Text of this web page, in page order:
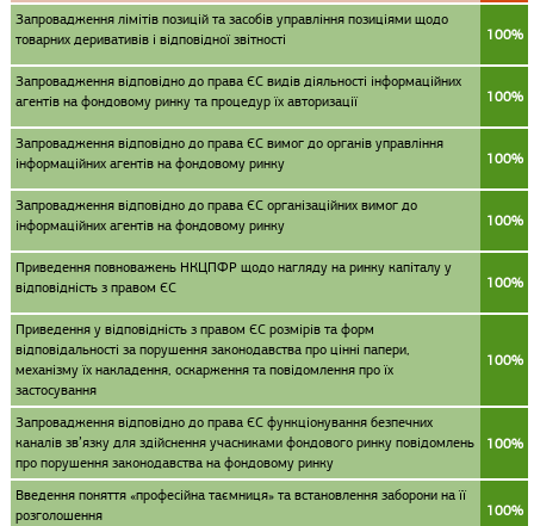
Запровадження лімітів позицій та засобів управління позиціями щодо
товарних деривативів і відповідної звітності
100%
Запровадження відповідно до права ЄС видів діяльності інформаційних
агентів на фондовому ринку та процедур їх авторизації
100%
Запровадження відповідно до права ЄС вимог до органів управління
інформаційних агентів на фондовому ринку
100%
Запровадження відповідно до права ЄС організаційних вимог до
інформаційних агентів на фондовому ринку
100%
Приведення повноважень НКЦПФР щодо нагляду на ринку капіталу у
відповідність з правом ЄС
100%
Приведення у відповідність з правом ЄС розмірів та форм
відповідальності за порушення законодавства про цінні папери,
механізму їх накладення, оскарження та повідомлення про їх
застосування
100%
Запровадження відповідно до права ЄС функціонування безпечних
каналів зв’язку для здійснення учасниками фондового ринку повідомлень
про порушення законодавства на фондовому ринку
100%
Введення поняття «професійна таємниця» та встановлення заборони на її
розголошення
100%